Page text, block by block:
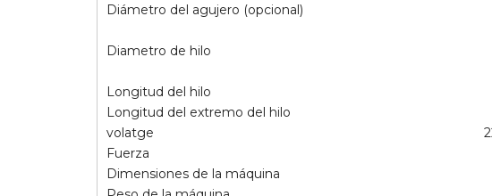
Diámetro del agujero (opcional)
Diametro de hilo
Longitud del hilo
Longitud del extremo del hilo
volatge
Fuerza
Dimensiones de la máquina